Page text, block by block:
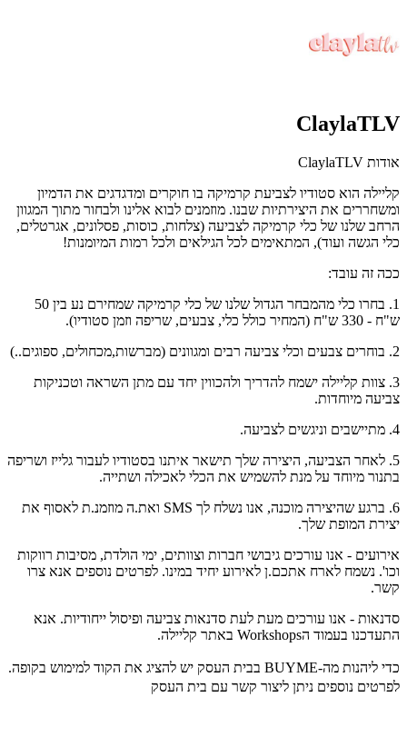
ClaylaTLV
אודות ClaylaTLV
קליילה הוא סטודיו לצביעת קרמיקה בו חוקרים ומדגדגים את הדמיון
ומשחררים את היצירתיות שבנו. מוזמנים לבוא אלינו ולבחור מתוך המגוון
הרחב שלנו של כלי קרמיקה לצביעה (צלחות, כוסות, פסלונים, אגרטלים,
כלי הגשה ועוד), המתאימים לכל הגילאים ולכל רמות המיומנות!
ככה זה עובד:
1. בחרו כלי מהמבחר הגדול שלנו של כלי קרמיקה שמחירם נע בין 50
ש"ח - 330 ש"ח (המחיר כולל כלי, צבעים, שריפה וזמן סטודיו).
2. בוחרים צבעים וכלי צביעה רבים ומגוונים (מברשות,מכחולים, ספוגים..)
3. צוות קליילה ישמח להדריך ולהכווין יחד עם מתן השראה וטכניקות
צביעה מיוחדות.
4. מתיישבים וניגשים לצביעה.
5. לאחר הצביעה, היצירה שלך תישאר איתנו בסטודיו לעבור גלייז ושריפה
בתנור מיוחד על מנת להשמיש את הכלי לאכילה ושתייה.
6. ברגע שהיצירה מוכנה, אנו נשלח לך SMS ואת.ה מוזמנ.ת לאסוף את
יצירת המופת שלך.
אירועים - אנו עורכים גיבושי חברות וצוותים, ימי הולדת, מסיבות רווקות
וכו'. נשמח לארח אתכם.ן לאירוע יחיד במינו. לפרטים נוספים אנא צרו
קשר.
סדנאות - אנו עורכים מעת לעת סדנאות צביעה ופיסול ייחודיות. אנא
התעדכנו בעמוד הWorkshops באתר קליילה.
כדי ליהנות מה-BUYME בבית העסק יש להציג את הקוד למימוש בקופה.
לפרטים נוספים ניתן ליצור קשר עם בית העסק